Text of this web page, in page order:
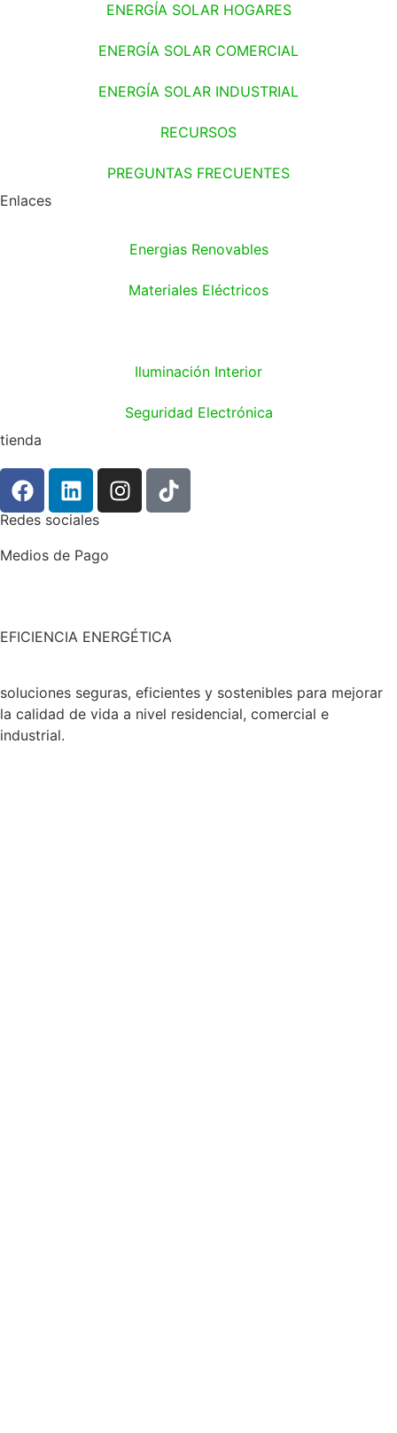
ENERGÍA SOLAR HOGARES
ENERGÍA SOLAR COMERCIAL
ENERGÍA SOLAR INDUSTRIAL
RECURSOS
PREGUNTAS FRECUENTES
Enlaces
Energias Renovables
Materiales Eléctricos
Iluminación Interior
Seguridad Electrónica
tienda
Redes sociales
Medios de Pago
EFICIENCIA ENERGÉTICA
soluciones seguras, eficientes y sostenibles para mejorar
la calidad de vida a nivel residencial, comercial e
industrial.